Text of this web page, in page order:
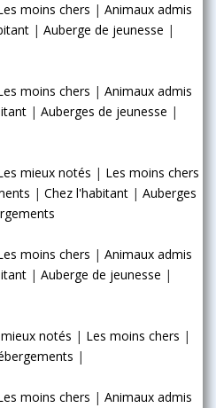
moins chers | Animaux admis
| Auberge de jeunesse |
moins chers | Animaux admis
| Auberges de jeunesse |
mieux notés | Les moins chers
| Chez l'habitant | Auberges
moins chers | Animaux admis
| Auberge de jeunesse |
notés | Les moins chers |
|
moins chers | Animaux admis